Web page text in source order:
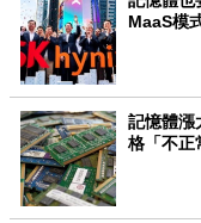
MaaS模
記憶體漲
格「不正